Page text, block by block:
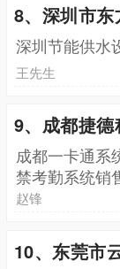
8、深圳市
深圳节能供水
王先生
9、成都捷
成都一卡通系
禁考勤系统销
赵锋
10、东莞市